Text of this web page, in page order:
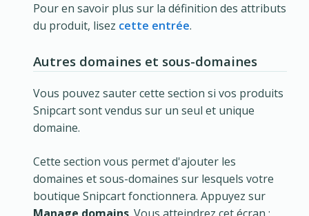
Pour en savoir plus sur la définition des attributs
du produit, lisez cette entrée.
Autres domaines et sous-domaines
Vous pouvez sauter cette section si vos produits
Snipcart sont vendus sur un seul et unique
domaine.
Cette section vous permet d'ajouter les
domaines et sous-domaines sur lesquels votre
boutique Snipcart fonctionnera. Appuyez sur